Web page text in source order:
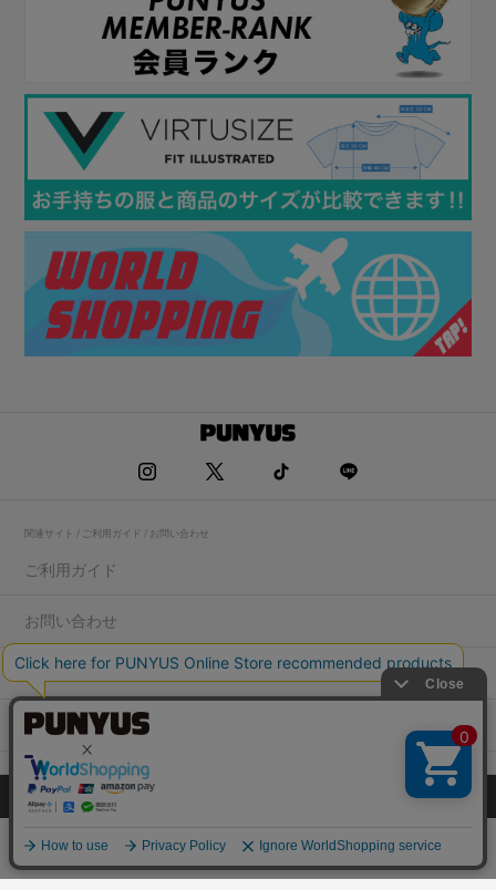
関連サイト / ご利用ガイド / お問い合わせ
ご利用ガイド
お問い合わせ
求人情報
店舗一覧
プライバシーポリシー